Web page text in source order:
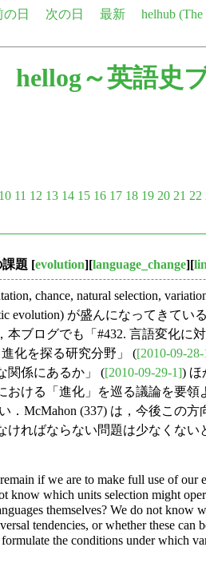
の日 次の日 最新
helhub
hellog～英語史
10 11 12 13 14 15 16 17 18 19 20 21 22
題 [evolution][language_change][
chance, natural selection,
evolution) が盛んになってきて
本ブログでも「#432. 言語変化に
進化を探る研究分野」 ([2010-09-
関係にあるか」 ([2010-09-29-1])
おける「進化」を巡る議論を要領
．McMahon (337) は，今後この
ければならない問題は少なくない
if we are to make full use of
know which units selection might
themselves? We do not know
tendencies, or whether these can
the conditions under which